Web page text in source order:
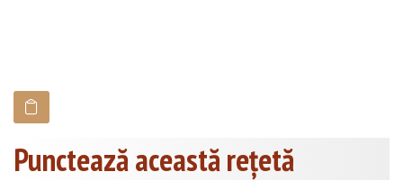
Punctează această reţetă